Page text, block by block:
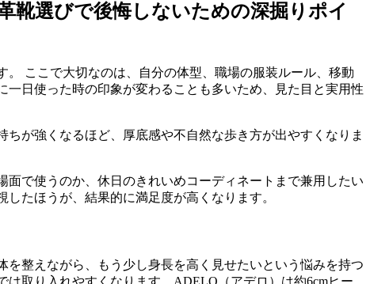
靴選びで後悔しないための深掘りポイ
ここで大切なのは、自分の体型、職場の服装ルール、移動
日使った時の印象が変わることも多いため、見た目と実用性
が強くなるほど、厚底感や不自然な歩き方が出やすくなりま
で使うのか、休日のきれいめコーディネートまで兼用したい
たほうが、結果的に満足度が高くなります。
整えながら、もう少し身長を高く見せたいという悩みを持つ
取り入れやすくなります。ADELO（アデロ）は約6cmヒー